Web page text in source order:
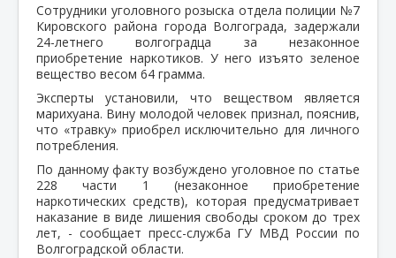
Сотрудники уголовного розыска отдела полиции №7
Кировского района города Волгограда, задержали
24-летнего волгоградца за незаконное
приобретение наркотиков. У него изъято зеленое
вещество весом 64 грамма.
Эксперты установили, что веществом является
марихуана. Вину молодой человек признал, пояснив,
что «травку» приобрел исключительно для личного
потребления.
По данному факту возбуждено уголовное по статье
228 части 1 (незаконное приобретение
наркотических средств), которая предусматривает
наказание в виде лишения свободы сроком до трех
лет, - сообщает пресс-служба ГУ МВД России по
Волгоградской области.